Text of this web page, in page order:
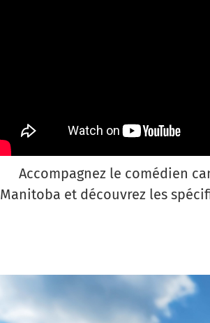
Accompagnez le comédien
Manitoba et découvrez les